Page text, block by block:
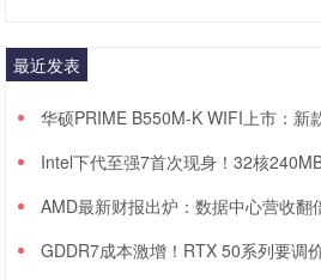
最近发表
华硕PRIME B550M-K WIFI上市：新
Intel下代至强7首次现身！32核
AMD最新财报出炉：数据中心营收翻
GDDR7成本激增！RTX 50系列要调